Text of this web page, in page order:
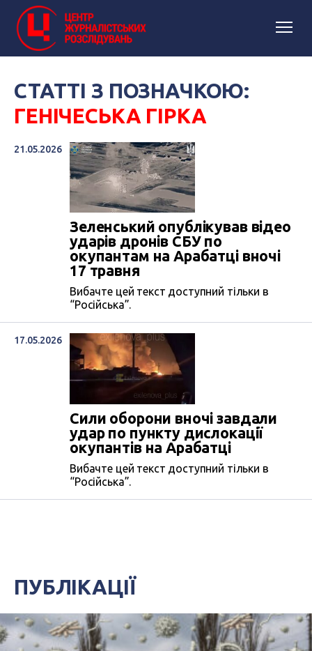
СТАТТІ З ПОЗНАЧКОЮ:
ГЕНІЧЕСЬКА ГІРКА
21.05.2026
Зеленський опублікував відео
ударів дронів СБУ по
окупантам на Арабатці вночі
17 травня
Вибачте цей текст доступний тільки в
“Російська”.
17.05.2026
Сили оборони вночі завдали
удар по пункту дислокації
окупантів на Арабатці
Вибачте цей текст доступний тільки в
“Російська”.
ПУБЛІКАЦІЇ